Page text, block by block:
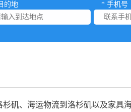
的地
* 手机号
矶、海运物流到洛杉矶以及家具